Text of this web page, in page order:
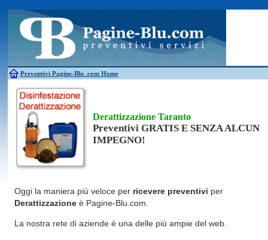
Preventivi Pagine-Blu .com Home
Antifurti
Allarme
Bagni chimici
Edilizia Giardinieri
Caldaie
Falegnami Idraulici
Canne fumarie
Parquet
Derattizzazione Taranto
Preventivi GRATIS E SENZA ALCUN
IMPEGNO!
Oggi la maniera più veloce per ricevere preventivi per
Derattizzazioneè Pagine-Blu.com.
La nostra rete di aziende è una delle più ampie del web.